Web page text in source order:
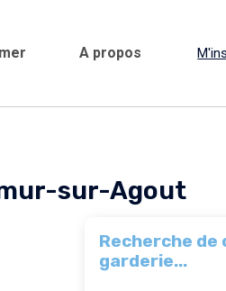
A propos
sur-Agout
Recherche de
garderie...